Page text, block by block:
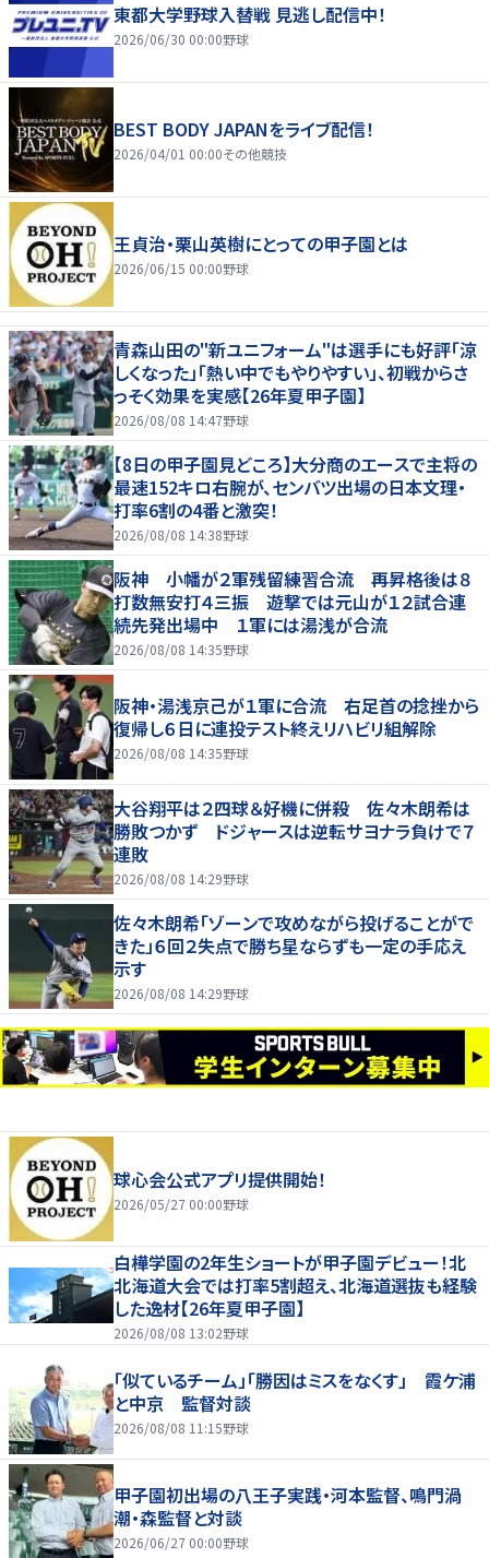
東都大学野球入替戦 見逃し配信中！
2026/06/30 00:00野球
BEST BODY JAPANをライブ配信！
2026/04/01 00:00その他競技
王貞治・栗山英樹にとっての甲子園とは
2026/06/15 00:00野球
青森山田の"新ユニフォーム"は選手にも好評「涼
しくなった」「熱い中でもやりやすい」、初戦からさ
っそく効果を実感【26年夏甲子園】
2026/08/08 14:47野球
【8日の甲子園見どころ】大分商のエースで主将の
最速152キロ右腕が、センバツ出場の日本文理・
打率6割の4番と激突！
2026/08/08 14:38野球
阪神 小幡が２軍残留練習合流 再昇格後は８
打数無安打４三振 遊撃では元山が１２試合連
続先発出場中 １軍には湯浅が合流
2026/08/08 14:35野球
阪神・湯浅京己が１軍に合流 右足首の捻挫から
復帰し６日に連投テスト終えリハビリ組解除
2026/08/08 14:35野球
大谷翔平は２四球＆好機に併殺 佐々木朗希は
勝敗つかず ドジャースは逆転サヨナラ負けで７
連敗
2026/08/08 14:29野球
佐々木朗希「ゾーンで攻めながら投げることがで
きた」６回２失点で勝ち星ならずも一定の手応え
示す
2026/08/08 14:29野球
球心会公式アプリ提供開始！
2026/05/27 00:00野球
白樺学園の2年生ショートが甲子園デビュー！北
北海道大会では打率5割超え、北海道選抜も経験
した逸材【26年夏甲子園】
2026/08/08 13:02野球
「似ているチーム」「勝因はミスをなくす」 霞ケ浦
と中京 監督対談
2026/08/08 11:15野球
甲子園初出場の八王子実践・河本監督、鳴門渦
潮・森監督と対談
2026/06/27 00:00野球